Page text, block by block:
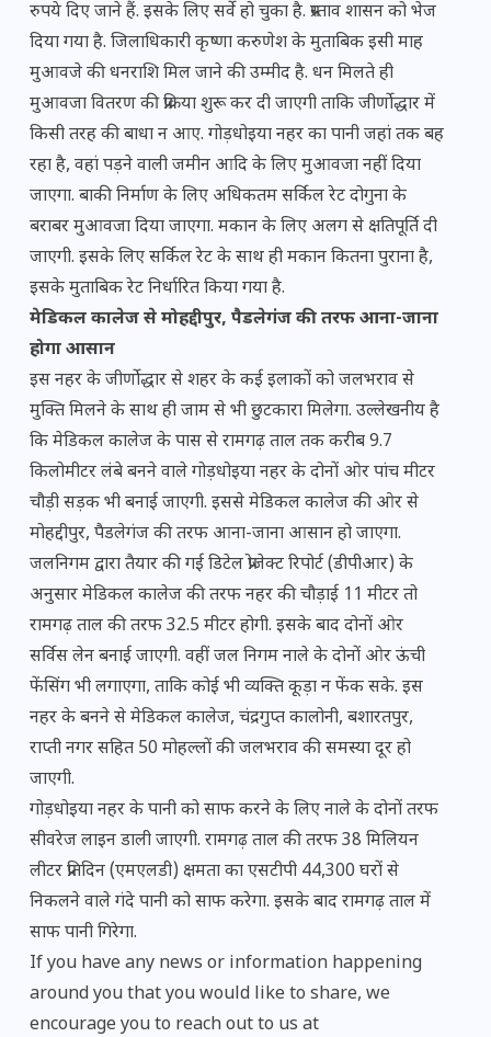
रुपये दिए जाने हैं. इसके लिए सर्वे हो चुका है. प्रस्ताव शासन को भेज
दिया गया है. जिलाधिकारी कृष्णा करुणेश के मुताबिक इसी माह
मुआवजे की धनराशि मिल जाने की उम्मीद है. धन मिलते ही
मुआवजा वितरण की प्रक्रिया शुरू कर दी जाएगी ताकि जीर्णोद्धार में
किसी तरह की बाधा न आए. गोड़धोइया नहर का पानी जहां तक बह
रहा है, वहां पड़ने वाली जमीन आदि के लिए मुआवजा नहीं दिया
जाएगा. बाकी निर्माण के लिए अधिकतम सर्किल रेट दोगुना के
बराबर मुआवजा दिया जाएगा. मकान के लिए अलग से क्षतिपूर्ति दी
जाएगी. इसके लिए सर्किल रेट के साथ ही मकान कितना पुराना है,
इसके मुताबिक रेट निर्धारित किया गया है.
मेडिकल कालेज से मोहद्दीपुर, पैडलेगंज की तरफ आना-जाना
होगा आसान
इस नहर के जीर्णोद्धार से शहर के कई इलाकों को जलभराव से
मुक्ति मिलने के साथ ही जाम से भी छुटकारा मिलेगा. उल्लेखनीय है
कि मेडिकल कालेज के पास से रामगढ़ ताल तक करीब 9.7
किलोमीटर लंबे बनने वाले गोड़धोइया नहर के दोनों ओर पांच मीटर
चौड़ी सड़क भी बनाई जाएगी. इससे मेडिकल कालेज की ओर से
मोहद्दीपुर, पैडलेगंज की तरफ आना-जाना आसान हो जाएगा.
जलनिगम द्वारा तैयार की गई डिटेल प्रोजेक्ट रिपोर्ट (डीपीआर) के
अनुसार मेडिकल कालेज की तरफ नहर की चौड़ाई 11 मीटर तो
रामगढ़ ताल की तरफ 32.5 मीटर होगी. इसके बाद दोनों ओर
सर्विस लेन बनाई जाएगी. वहीं जल निगम नाले के दोनों ओर ऊंची
फेंसिंग भी लगाएगा, ताकि कोई भी व्यक्ति कूड़ा न फेंक सके. इस
नहर के बनने से मेडिकल कालेज, चंद्रगुप्त कालोनी, बशारतपुर,
राप्ती नगर सहित 50 मोहल्लों की जलभराव की समस्या दूर हो
जाएगी.
गोड़धोइया नहर के पानी को साफ करने के लिए नाले के दोनों तरफ
सीवरेज लाइन डाली जाएगी. रामगढ़ ताल की तरफ 38 मिलियन
लीटर प्रतिदिन (एमएलडी) क्षमता का एसटीपी 44,300 घरों से
निकलने वाले गंदे पानी को साफ करेगा. इसके बाद रामगढ़ ताल में
साफ पानी गिरेगा.
If you have any news or information happening
around you that you would like to share, we
encourage you to reach out to us at